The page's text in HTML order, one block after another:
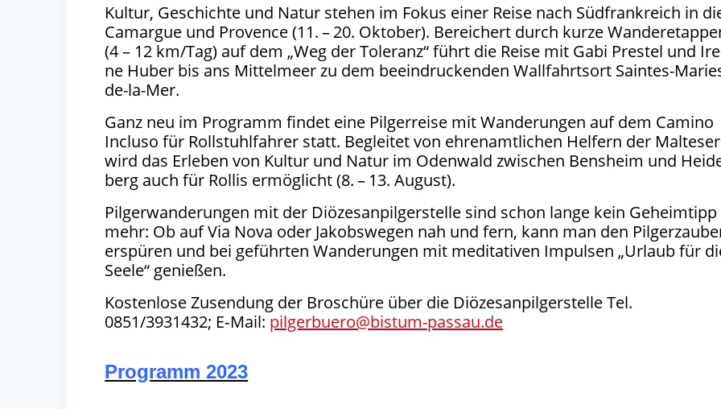
Kul­tur, Geschich­te und Natur ste­hen im Fokus einer Rei­se nach Süd­frank­reich in
Camar­gue und Pro­vence (11. –20. Okto­ber). Berei­chert durch kur­ze
(4– 12 km/​Tag) auf dem ​ „Weg der Tole­ranz“ führt die Rei­se mit Gabi Pres­tel und
ne Huber bis ans Mit­tel­meer zu dem beein­dru­cken­den Wall­fahrts­ort Saintes-
de-la-Mer.
Ganz neu im Pro­gramm fin­det eine Pil­ger­rei­se mit Wan­de­run­gen auf dem Cami­no
Inclu­so für Roll­stuhl­fah­rer statt. Beglei­tet von ehren­amt­li­chen Hel­fern der Mal­te­ser
wird das Erle­ben von Kul­tur und Natur im Oden­wald zwi­schen Bens­heim und
berg auch für Rol­lis ermög­licht (8. – 13. August).
Pil­ger­wan­de­run­gen mit der Diö­ze­san­pil­ger­stel­le sind schon lan­ge kein Geheim­tipp
mehr: Ob auf Via Nova oder Jakobs­we­gen nah und fern, kann man den
erspü­ren und bei geführ­ten Wan­de­run­gen mit medi­ta­ti­ven Impul­sen ​ „Urlaub für
See­le“ genießen.
Kos­ten­lo­se Zusen­dung der Bro­schü­re über die Diö­ze­san­pil­ger­stel­le Tel.
0851/3931432; E‑Mail: pilgerbuero@​bistum-​passau.​de
Programm 2023